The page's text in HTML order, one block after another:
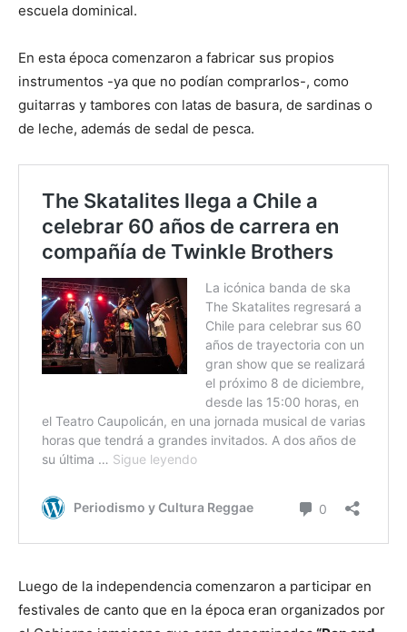
escuela dominical.
En esta época comenzaron a fabricar sus propios
instrumentos -ya que no podían comprarlos-, como
guitarras y tambores con latas de basura, de sardinas o
de leche, además de sedal de pesca.
Luego de la independencia comenzaron a participar en
festivales de canto que en la época eran organizados por